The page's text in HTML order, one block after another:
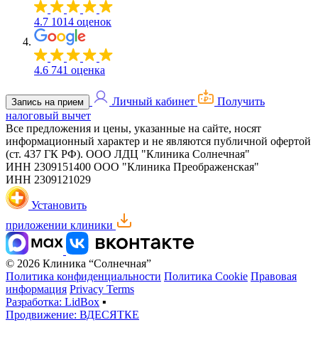
4.7 1014 оценок
4.6 741 оценка
Запись на прием Личный кабинет
Получить
налоговый вычет
Все предложения и цены, указанные на сайте, носят
информационный характер и не являются публичной офертой
(ст. 437 ГК РФ). ООО ЛДЦ "Клиника Солнечная"
ИНН 2309151400 ООО "Клиника Преображенская"
ИНН 2309121029
Установить
приложении клиники
© 2026 Клиника “Солнечная”
Политика конфиденциальности Политика Cookie Правовая
информация Privacy Terms
Разработка: LidBox ▪
Продвижение: ВДЕСЯТКЕ